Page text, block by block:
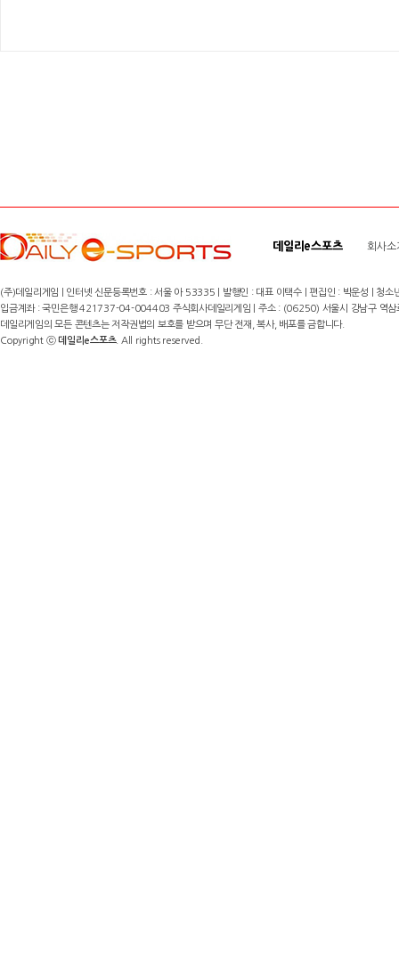
데일리e스포츠 회사소
(주)데일리게임 | 인터넷 신문등록번호 : 서울 아 53335 | 발행인 : 대표 이택수 | 편집인 : 박운성 |
입금계좌 : 국민은행 421737-04-004403 주식회사데일리게임 | 주소 : (06250) 서울시 강남구
데일리게임의 모든 콘텐츠는 저작권법의 보호를 받으며 무단 전재, 복사, 배포를 금합니다.
Copyright ⓒ데일리e스포츠. All rights reserved.